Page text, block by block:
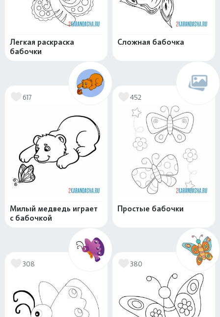
Легкая раскраска
бабочки
Сложная бабочка
617
Милый медведь играет
с бабочкой
452
Простые бабочки
308 380